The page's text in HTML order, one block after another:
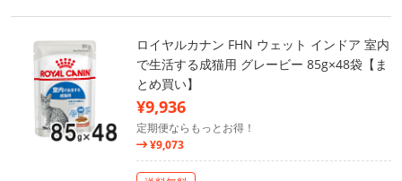
ロイヤルカナン FHN ウェット インドア 室内
で生活する成猫用 グレービー 85g×48袋【ま
とめ買い】
¥9,936
定期便ならもっとお得！
¥9,073